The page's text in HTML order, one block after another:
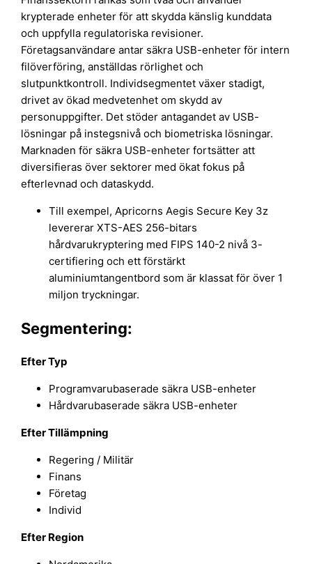
krypterade enheter för att skydda känslig kunddata
och uppfylla regulatoriska revisioner.
Företagsanvändare antar säkra USB-enheter för intern
filöverföring, anställdas rörlighet och
slutpunktkontroll. Individsegmentet växer stadigt,
drivet av ökad medvetenhet om skydd av
personuppgifter. Det stöder antagandet av USB-
lösningar på instegsnivå och biometriska lösningar.
Marknaden för säkra USB-enheter fortsätter att
diversifieras över sektorer med ökat fokus på
efterlevnad och dataskydd.
Till exempel, Apricorns Aegis Secure Key 3z
levererar XTS-AES 256-bitars
hårdvarukryptering med FIPS 140-2 nivå 3-
certifiering och ett förstärkt
aluminiumtangentbord som är klassat för över 1
miljon tryckningar.
Segmentering:
Efter Typ
Programvarubaserade säkra USB-enheter
Hårdvarubaserade säkra USB-enheter
Efter Tillämpning
Regering / Militär
Finans
Företag
Individ
Efter Region